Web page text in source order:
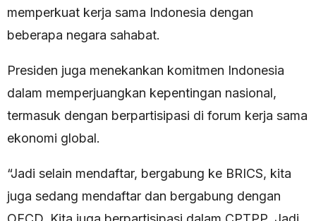
memperkuat kerja sama Indonesia dengan
beberapa negara sahabat.
Presiden juga menekankan komitmen Indonesia
dalam memperjuangkan kepentingan nasional,
termasuk dengan berpartisipasi di forum kerja sama
ekonomi global.
“Jadi selain mendaftar, bergabung ke BRICS, kita
juga sedang mendaftar dan bergabung dengan